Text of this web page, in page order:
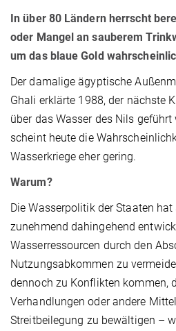
In über 80 Ländern herrscht
oder Mangel an sauberem
um das blaue Gold
Der damalige ägyptische
Ghali erklärte 1988, der nächste
über das Wasser des Nils
scheint heute die
Wasserkriege eher gering.
Warum?
Die Wasserpolitik der Staaten
zunehmend dahingehend
Wasserressourcen durch den
Nutzungsabkommen zu
dennoch zu Konflikten kommen,
Verhandlungen oder andere
Streitbeilegung zu bewältigen –